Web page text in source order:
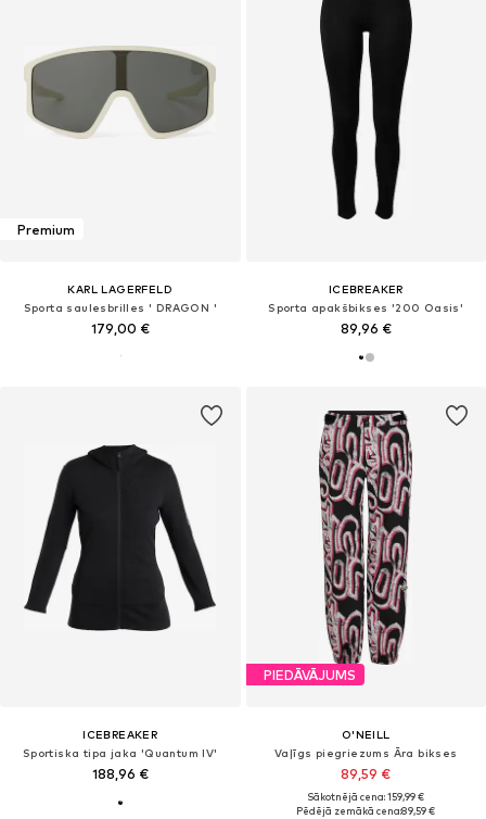
Premium
KARL LAGERFELD
Sporta saulesbrilles ' DRAGON '
179,00 €
ICEBREAKER
Sporta apakšbikses '200 Oasis'
89,96 €
ICEBREAKER
Sportiska tipa jaka 'Quantum IV'
188,96 €
PIEDĀVĀJUMS
O'NEILL
Vaļīgs piegriezums Āra bikses
89,59 €
Sākotnējā cena: 159,99 €
Pēdējā zemākā cena:89,59 €